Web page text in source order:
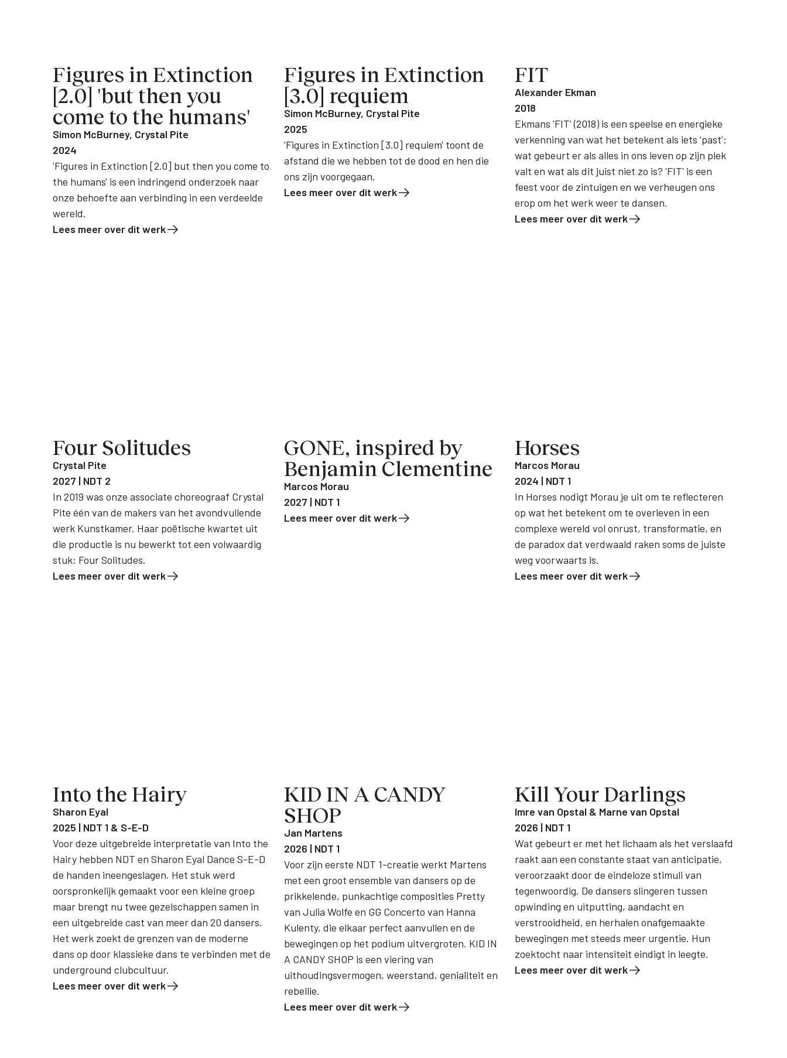
Figures in Extinction
[2.0] 'but then you
come to the humans'
Simon McBurney, Crystal Pite
2024
'Figures in Extinction [2.0] but then you come to
the humans' is een indringend onderzoek naar
onze behoefte aan verbinding in een verdeelde
wereld.
Lees meer over dit werk
Figures in Extinction
[3.0] requiem
Simon McBurney, Crystal Pite
2025
'Figures in Extinction [3.0] requiem' toont de
afstand die we hebben tot de dood en hen die
ons zijn voorgegaan.
Lees meer over dit werk
FIT
Alexander Ekman
2018
Ekmans 'FIT' (2018) is een speelse en energieke
verkenning van wat het betekent als iets ‘past’:
wat gebeurt er als alles in ons leven op zijn plek
valt en wat als dit juist niet zo is? 'FIT' is een
feest voor de zintuigen en we verheugen ons
erop om het werk weer te dansen.
Lees meer over dit werk
Four Solitudes
Crystal Pite
2027 | NDT 2
In 2019 was onze associate choreograaf Crystal
Pite één van de makers van het avondvullende
werk Kunstkamer. Haar poëtische kwartet uit
die productie is nu bewerkt tot een volwaardig
stuk: Four Solitudes.
Lees meer over dit werk
GONE, inspired by
Benjamin Clementine
Marcos Morau
2027 | NDT 1
Lees meer over dit werk
Horses
Marcos Morau
2024 | NDT 1
In Horses nodigt Morau je uit om te reflecteren
op wat het betekent om te overleven in een
complexe wereld vol onrust, transformatie, en
de paradox dat verdwaald raken soms de juiste
weg voorwaarts is.
Lees meer over dit werk
Into the Hairy
Sharon Eyal
2025 | NDT 1 & S-E-D
Voor deze uitgebreide interpretatie van Into the
Hairy hebben NDT en Sharon Eyal Dance S-E-D
de handen ineengeslagen. Het stuk werd
oorspronkelijk gemaakt voor een kleine groep
maar brengt nu twee gezelschappen samen in
een uitgebreide cast van meer dan 20 dansers.
Het werk zoekt de grenzen van de moderne
dans op door klassieke dans te verbinden met de
underground clubcultuur.
Lees meer over dit werk
KID IN A CANDY
SHOP
Jan Martens
2026 | NDT 1
Voor zijn eerste NDT 1-creatie werkt Martens
met een groot ensemble van dansers op de
prikkelende, punkachtige composities Pretty
van Julia Wolfe en GG Concerto van Hanna
Kulenty, die elkaar perfect aanvullen en de
bewegingen op het podium uitvergroten. KID IN
A CANDY SHOP is een viering van
uithoudingsvermogen, weerstand, genialiteit en
rebellie.
Lees meer over dit werk
Kill Your Darlings
Imre van Opstal & Marne van Opstal
2026 | NDT 1
Wat gebeurt er met het lichaam als het verslaafd
raakt aan een constante staat van anticipatie,
veroorzaakt door de eindeloze stimuli van
tegenwoordig. De dansers slingeren tussen
opwinding en uitputting, aandacht en
verstrooidheid, en herhalen onafgemaakte
bewegingen met steeds meer urgentie. Hun
zoektocht naar intensiteit eindigt in leegte.
Lees meer over dit werk